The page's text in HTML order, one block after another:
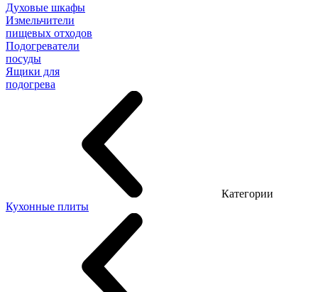
Духовые шкафы
Измельчители
пищевых отходов
Подогреватели
посуды
Ящики для
подогрева
Категории
Кухонные плиты